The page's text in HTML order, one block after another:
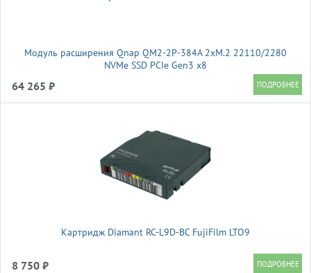
Модуль расширения Qnap QM2-2P-384A 2xM.2 22110/2280
NVMe SSD PCIe Gen3 x8
64 265 ₽
Картридж Diamant RC-L9D-BC FujiFilm LTO9
8 750 ₽